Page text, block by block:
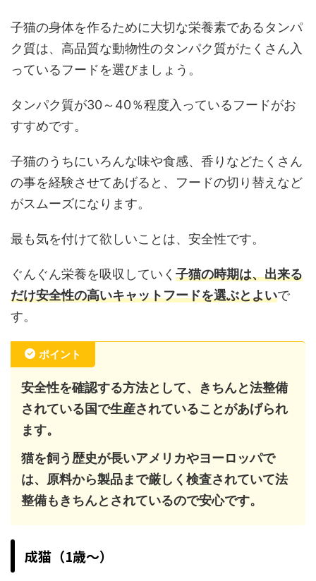
子猫の身体を作るために大切な栄養素であるタンパ
ク質は、高品質な動物性のタンパク質がたくさん入
っているフードを選びましょう。
タンパク質が30～40％程度入っているフードがお
すすめです。
子猫のうちにいろんな味や食感、香りなどたくさん
の事を経験させてあげると、フードの切り替えなど
がスムーズになります。
最も気を付けて欲しいことは、安全性です。
ぐんぐん栄養を吸収していく 子猫の時期は、出来る
だけ安全性の高いキャットフードを選ぶとよいで
す。
ポイント
安全性を確認する方法として、きちんと法整備
されている国で生産されていることがあげられ
ます。
猫を飼う歴史が長いアメリカやヨーロッパで
は、原料から製品まで厳しく検査されていて法
整備もきちんとされているので安心です。
成猫（1歳～）